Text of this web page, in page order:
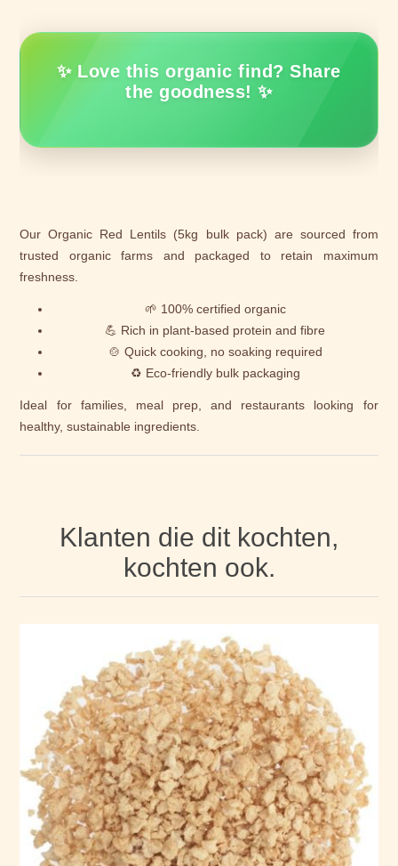
✨ Love this organic find? Share
the goodness! ✨
Our Organic Red Lentils (5kg bulk pack) are sourced from
trusted organic farms and packaged to retain maximum
freshness.
🌱 100% certified organic
💪 Rich in plant-based protein and fibre
🍲 Quick cooking, no soaking required
♻️ Eco-friendly bulk packaging
Ideal for families, meal prep, and restaurants looking for
healthy, sustainable ingredients.
Klanten die dit kochten,
kochten ook.